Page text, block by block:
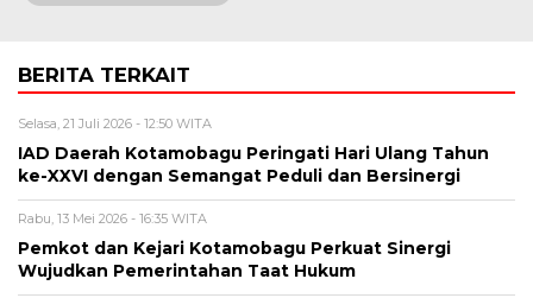
BERITA TERKAIT
Selasa, 21 Juli 2026 - 12:50 WITA
IAD Daerah Kotamobagu Peringati Hari Ulang Tahun
ke-XXVI dengan Semangat Peduli dan Bersinergi
Rabu, 13 Mei 2026 - 16:35 WITA
Pemkot dan Kejari Kotamobagu Perkuat Sinergi
Wujudkan Pemerintahan Taat Hukum